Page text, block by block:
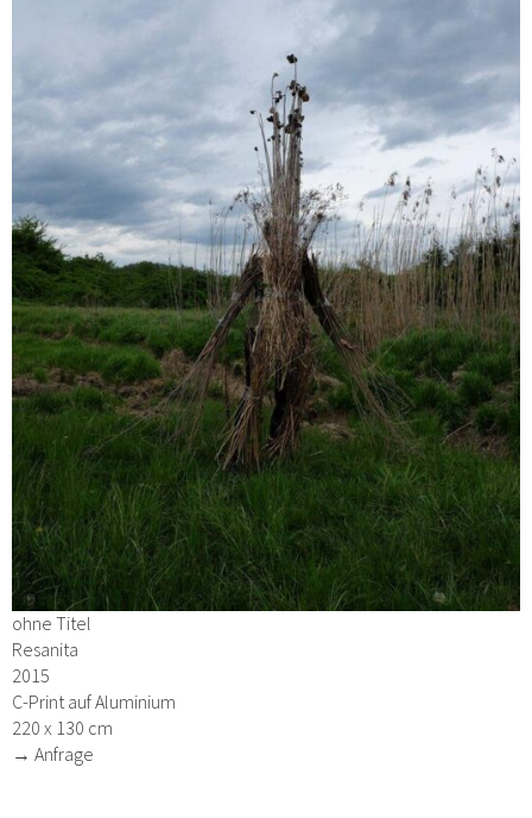
ohne Titel
Resanita
2015
C-Print auf Aluminium
220 x 130 cm
→ Anfrage